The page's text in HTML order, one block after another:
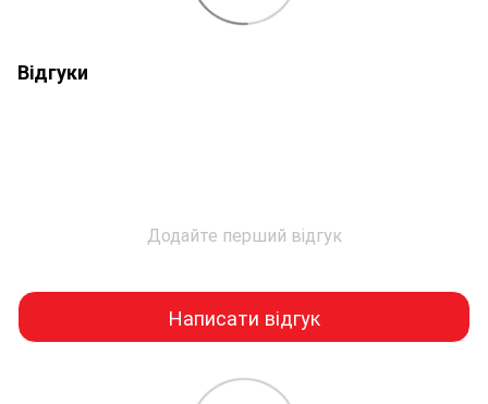
Відгуки
Додайте перший відгук
Написати відгук